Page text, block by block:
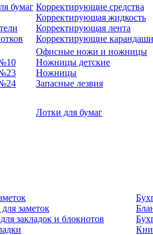
бумаг Корректирующие средства
Корректирующая жидкость
Корректирующая лента
Корректирующие карандаши
Офисные ножи и ножницы
Ножницы детские
Ножницы
Запасные лезвия
Лотки для бумаг
заметок
закладок и блокнотов